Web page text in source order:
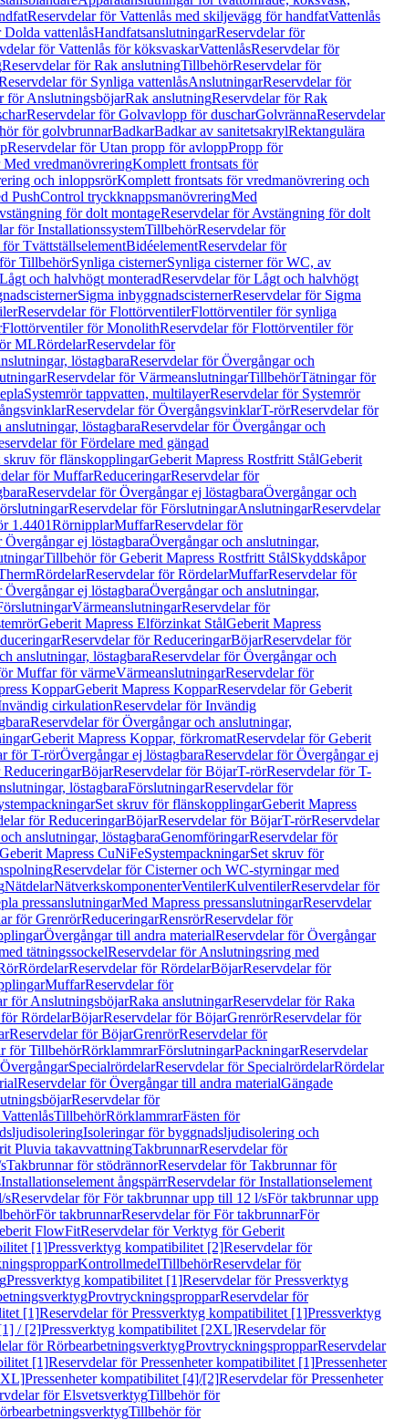
Reservdelar för Vattenlås med skiljevägg för handfatVattenlås
Dolda vattenlåsHandfatsanslutningarReservdelar för
för Vattenlås för köksvaskarVattenlåsReservdelar för
Reservdelar för Rak anslutningTillbehörReservdelar för
för Synliga vattenlåsAnslutningarReservdelar för
för AnslutningsböjarRak anslutningReservdelar för Rak
Reservdelar för Golvavlopp för duscharGolvrännaReservdelar
för golvbrunnarBadkarBadkar av sanitetsakrylRektangulära
Reservdelar för Utan propp för avloppPropp för
Med vredmanövreringKomplett frontsats för
och inloppsrörKomplett frontsats för vredmanövrering och
PushControl tryckknappsmanövreringMed
för dolt montageReservdelar för Avstängning för dolt
för InstallationssystemTillbehörReservdelar för
TvättställselementBidéelementReservdelar för
TillbehörSynliga cisternerSynliga cisterner för WC, av
Lågt och halvhögt monteradReservdelar för Lågt och halvhögt
Sigma inbyggnadscisternerReservdelar för Sigma
Reservdelar för FlottörventilerFlottörventiler för synliga
Flottörventiler för MonolithReservdelar för Flottörventiler för
MLRördelarReservdelar för
löstagbaraReservdelar för Övergångar och
Reservdelar för VärmeanslutningarTillbehörTätningar för
Systemrör tappvatten, multilayerReservdelar för Systemrör
Reservdelar för ÖvergångsvinklarT-rörReservdelar för
löstagbaraReservdelar för Övergångar och
för Fördelare med gängad
skruv för flänskopplingarGeberit Mapress Rostfritt StålGeberit
för MuffarReduceringarReservdelar för
Reservdelar för Övergångar ej löstagbaraÖvergångar och
Reservdelar för FörslutningarAnslutningarReservdelar
1.4401RörnipplarMuffarReservdelar för
ej löstagbaraÖvergångar och anslutningar,
Tillbehör för Geberit Mapress Rostfritt StålSkyddskåpor
RördelarReservdelar för RördelarMuffarReservdelar för
ej löstagbaraÖvergångar och anslutningar,
VärmeanslutningarReservdelar för
Geberit Mapress Elförzinkat StålGeberit Mapress
Reservdelar för ReduceringarBöjarReservdelar för
anslutningar, löstagbaraReservdelar för Övergångar och
Muffar för värmeVärmeanslutningarReservdelar för
KopparGeberit Mapress KopparReservdelar för Geberit
cirkulationReservdelar för Invändig
Reservdelar för Övergångar och anslutningar,
Geberit Mapress Koppar, förkromatReservdelar för Geberit
för T-rörÖvergångar ej löstagbaraReservdelar för Övergångar ej
BöjarReservdelar för BöjarT-rörReservdelar för T-
löstagbaraFörslutningarReservdelar för
Set skruv för flänskopplingarGeberit Mapress
för ReduceringarBöjarReservdelar för BöjarT-rörReservdelar
anslutningar, löstagbaraGenomföringarReservdelar för
Mapress CuNiFeSystempackningarSet skruv för
Reservdelar för Cisterner och WC-styrningar med
NätdelarNätverkskomponenterVentilerKulventilerReservdelar för
pressanslutningarMed Mapress pressanslutningarReservdelar
för GrenrörReduceringarRensrörReservdelar för
Övergångar till andra materialReservdelar för Övergångar
tätningssockelReservdelar för Anslutningsring med
RördelarReservdelar för RördelarBöjarReservdelar för
MuffarReservdelar för
för AnslutningsböjarRaka anslutningarReservdelar för Raka
RördelarBöjarReservdelar för BöjarGrenrörReservdelar för
Reservdelar för BöjarGrenrörReservdelar för
för TillbehörRörklammrarFörslutningarPackningarReservdelar
ÖvergångarSpecialrördelarReservdelar för SpecialrördelarRördelar
Reservdelar för Övergångar till andra materialGängade
Reservdelar för
TillbehörRörklammrarFästen för
Isoleringar för byggnadsljudisolering och
Pluvia takavvattningTakbrunnarReservdelar för
Takbrunnar för stödrännorReservdelar för Takbrunnar för
Installationselement ångspärrReservdelar för Installationselement
sReservdelar för För takbrunnar upp till 12 l/sFör takbrunnar upp
För takbrunnarReservdelar för För takbrunnarFör
FlowFitReservdelar för Verktyg för Geberit
[1]Pressverktyg kompatibilitet [2]Reservdelar för
KontrollmedelTillbehörReservdelar för
Pressverktyg kompatibilitet [1]Reservdelar för Pressverktyg
ProvtryckningspropparReservdelar för
[1]Reservdelar för Pressverktyg kompatibilitet [1]Pressverktyg
/ [2]Pressverktyg kompatibilitet [2XL]Reservdelar för
för RörbearbetningsverktygProvtryckningspropparReservdelar
[1]Reservdelar för Pressenheter kompatibilitet [1]Pressenheter
Pressenheter kompatibilitet [4]/[2]Reservdelar för Pressenheter
för ElsvetsverktygTillbehör för
Tillbehör för